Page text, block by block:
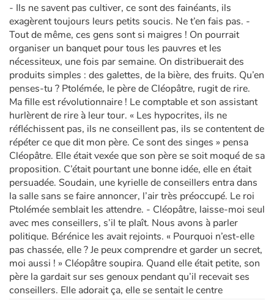
- Ils ne savent pas cultiver, ce sont des fainéants, ils
exagèrent toujours leurs petits soucis. Ne t’en fais pas. -
Tout de même, ces gens sont si maigres ! On pourrait
organiser un banquet pour tous les pauvres et les
nécessiteux, une fois par semaine. On distribuerait des
produits simples : des galettes, de la bière, des fruits. Qu’en
penses-tu ? Ptolémée, le père de Cléopâtre, rugit de rire.
Ma fille est révolutionnaire ! Le comptable et son assistant
hurlèrent de rire à leur tour. « Les hypocrites, ils ne
réfléchissent pas, ils ne conseillent pas, ils se contentent de
répéter ce que dit mon père. Ce sont des singes » pensa
Cléopâtre. Elle était vexée que son père se soit moqué de sa
proposition. C’était pourtant une bonne idée, elle en était
persuadée. Soudain, une kyrielle de conseillers entra dans
la salle sans se faire annoncer, l’air très préoccupé. Le roi
Ptolémée semblait les attendre. - Cléopâtre, laisse-moi seul
avec mes conseillers, s’il te plaît. Nous avons à parler
politique. Bérénice les avait rejoints. « Pourquoi n’est-elle
pas chassée, elle ? Je peux comprendre et garder un secret,
moi aussi ! » Cléopâtre soupira. Quand elle était petite, son
père la gardait sur ses genoux pendant qu’il recevait ses
conseillers. Elle adorait ça, elle se sentait le centre